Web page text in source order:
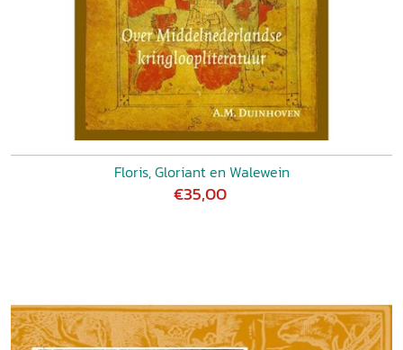
Floris, Gloriant en Walewein
€35,00